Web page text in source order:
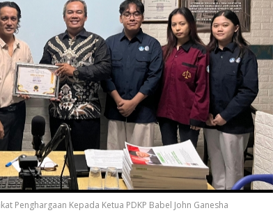
Penghargaan Kepada Ketua PDKP Babel John Ganesha